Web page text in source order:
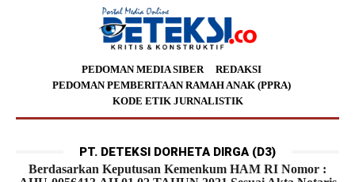
PEDOMAN MEDIA SIBER
REDAKSI
PEDOMAN PEMBERITAAN RAMAH ANAK (PPRA)
KODE ETIK JURNALISTIK
PT. DETEKSI DORHETA DIRGA (D3)
Berdasarkan Keputusan Kemenkum HAM RI Nomor :